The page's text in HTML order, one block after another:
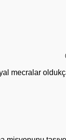
mecralar